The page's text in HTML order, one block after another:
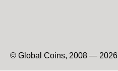
© Global Coins, 2008 — 2026